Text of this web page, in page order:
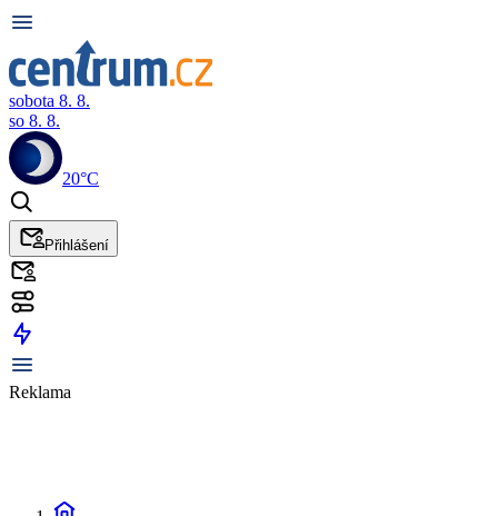
sobota 8. 8.
so 8. 8.
20°C
Přihlášení
Reklama